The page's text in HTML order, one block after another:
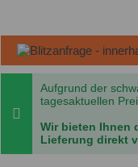
Aufgrund der
tagesaktuellen
Wir bieten Ihnen
Lieferung direkt